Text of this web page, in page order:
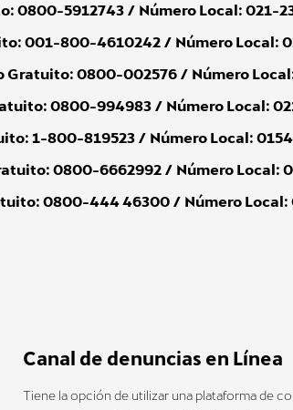
0800-5912743 / Número Local: 021-
001-800-4610242 / Número Local:
Gratuito: 0800-002576 / Número
0800-994983 / Número Local:
1-800-819523 / Número Local:
0800-6662992 / Número Local:
0800-444 46300 / Número
Canal de denuncias en Línea
Tiene la opción de utilizar una plataforma de